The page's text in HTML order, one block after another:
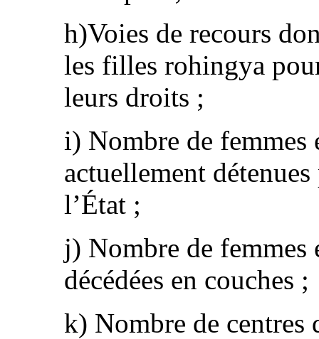
h)Voies de recours
les filles rohingya
leurs droits ;
i) Nombre de
actuellement
l’État ;
j) Nombre de
décédées en couches ;
k) Nombre de centres